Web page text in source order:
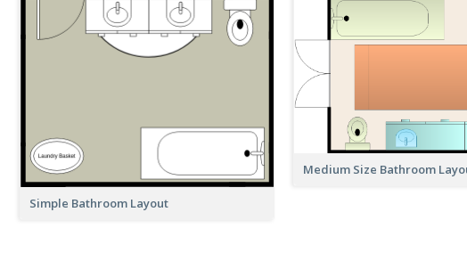
Simple Bathroom Layout
Medium Size Bathroom